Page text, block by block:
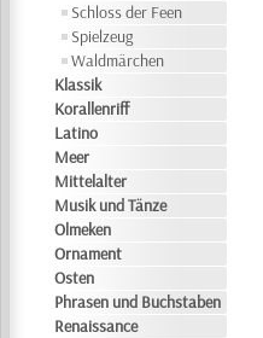
Schloss der Feen
Spielzeug
Waldmärchen
Klassik
Korallenriff
Latino
Meer
Mittelalter
Musik und Tänze
Olmeken
Ornament
Osten
Phrasen und Buchstaben
Renaissance